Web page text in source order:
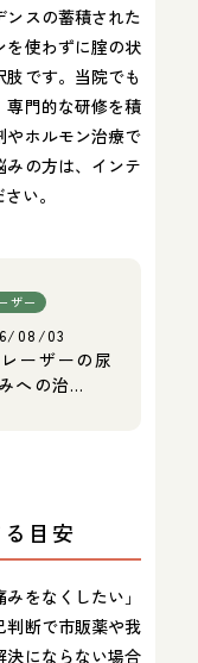
ンスの蓄積された
を使わずに腟の状
です。当院でも
専門的な研修を積
やホルモン治療で
の方は、インテ
い。
ザー
08/03
ーザーの尿
への治…
目安
をなくしたい」
判断で市販薬や我
決にならない場合